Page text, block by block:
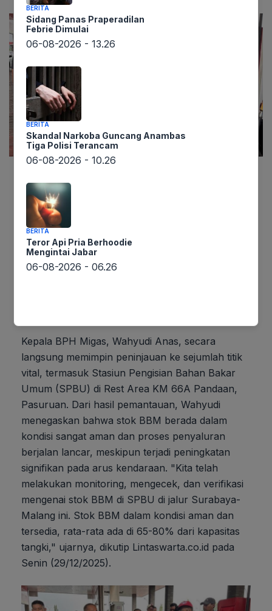
Lintaswarta.co.id – Menjelang puncak perayaan
Tahun Baru 2026, Badan Pengatur Hilir Minyak
dan Gas Bumi (BPH Migas) memberikan jaminan
penuh atas ketersediaan Bahan Bakar Minyak
(BBM) di seluruh jalur utama dan destinasi wisata
Jawa Timur. Langkah ini diambil untuk
Kepala BPH Migas, Wahyudi Anas, secara
langsung memimpin peninjauan ke sejumlah titik
vital, termasuk Stasiun Pengisian Bahan Bakar
Umum (SPBU) di Rest Area KM 66A Pandaan,
Pasuruan. Dari hasil pemantauan, Wahyudi
menegaskan bahwa stok BBM berada dalam
kondisi sangat aman dan proses penyaluran
berjalan lancar, meskipun terjadi peningkatan
signifikan pada arus kendaraan. "Kita telah
melakukan monitoring, mengecek, dan verifikasi
mengenai stok BBM di SPBU di jalur Surabaya-
Malang ini. Stok BBM dalam kondisi aman dan
tersedia, rata-rata ada di 65-80% dari kapasitas
tangki," ujarnya, dikutip Lintaswarta.co.id pada
Senin (29/12/2025).
BERITA
Sidang Panas Praperadilan
Febrie Dimulai
06-08-2026 - 13.26
BERITA
Skandal Narkoba Guncang Anambas
Tiga Polisi Terancam
06-08-2026 - 10.26
BERITA
Teror Api Pria Berhoodie
Mengintai Jabar
06-08-2026 - 06.26